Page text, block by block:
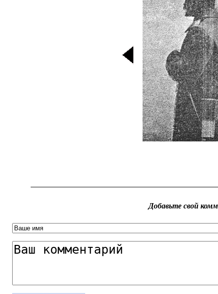
Добавьте свой